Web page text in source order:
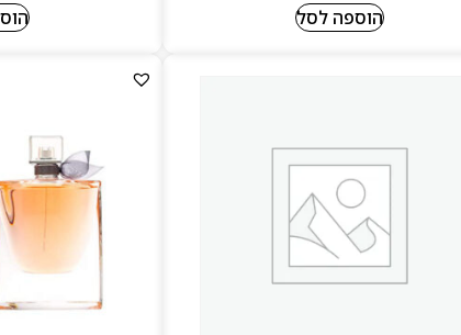
הוספה לסל